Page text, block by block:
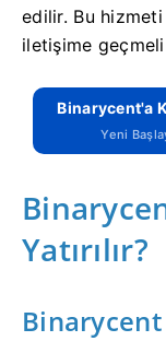
edilir. Bu
iletişime geçmeli
Binarycent'a
Yeni
Yatırılır?